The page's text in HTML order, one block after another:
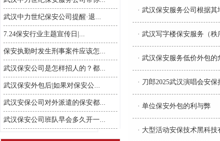
武汉中力世纪保安公司提醒·退...
7.24保安行业主题宣传日|...
保安执勤时发生刑事案件应该怎...
武汉保安公司是怎样招人的？都...
武汉保安外包后|如果对保安公...
武汉安保公司对外派遣的保安都...
武汉保安公司班队早会多久开一...
· 武汉保安服务公司根据
· 武汉写字楼保安服务（
· 武汉保安服务低价外包
· 刀郎2025武汉演唱会安保
· 单位保安外包的利与弊
· 大型活动安保技术黑科技